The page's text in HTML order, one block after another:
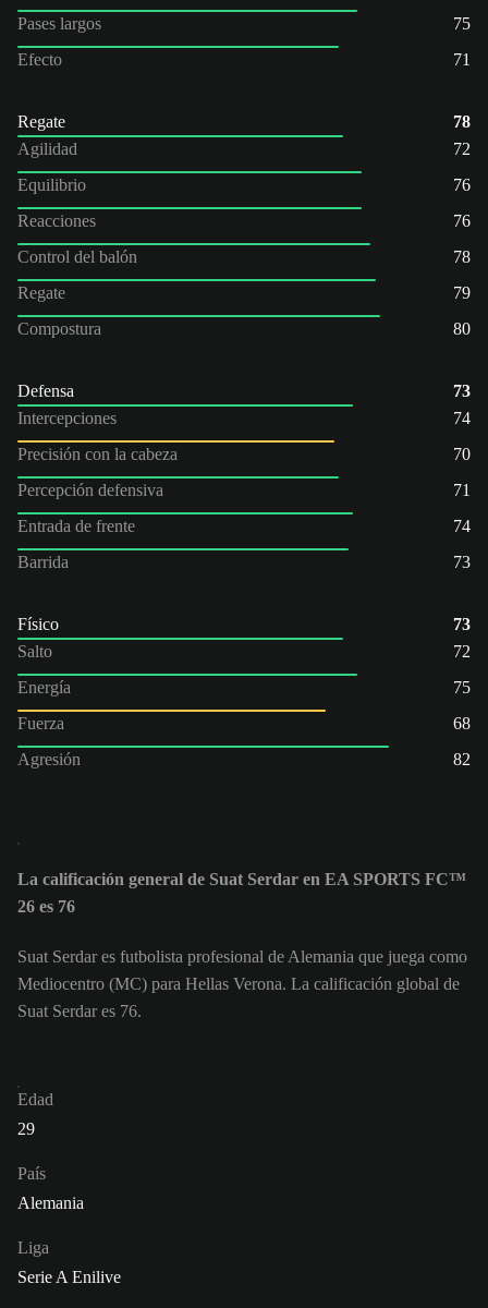
Pases largos
75
Efecto
71
Regate
78
Agilidad
72
Equilibrio
76
Reacciones
76
Control del balón
78
Regate
79
Compostura
80
Defensa
73
Intercepciones
74
Precisión con la cabeza
70
Percepción defensiva
71
Entrada de frente
74
Barrida
73
Físico
73
Salto
72
Energía
75
Fuerza
68
Agresión
82
La calificación general de Suat Serdar en EA SPORTS FC™
26 es 76
Suat Serdar es futbolista profesional de Alemania que juega como
Mediocentro (MC) para Hellas Verona. La calificación global de
Suat Serdar es 76.
Edad
29
País
Alemania
Liga
Serie A Enilive